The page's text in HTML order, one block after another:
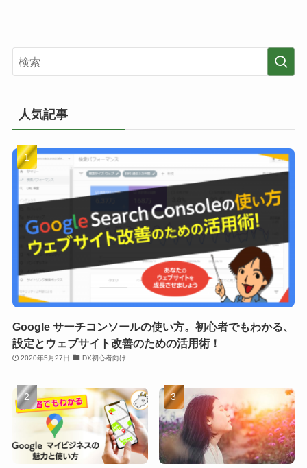
人気記事
Google サーチコンソールの使い方。初心者でもわかる、
設定とウェブサイト改善のための活用術！
2020年5月27日 DX初心者向け